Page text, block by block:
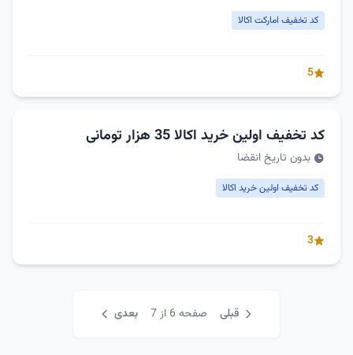
کد تخفیف امارکت اکالا
5
کد تخفیف اولین خرید اکالا 35 هزار تومانی
بدون تاریخ انقضا
کد تخفیف اولین خرید اکالا
3
قبلی صفحه 6 از 7 بعدی